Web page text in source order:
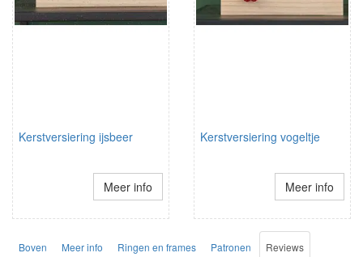
Kerstversiering ijsbeer
Meer info
Kerstversiering vogeltje
Meer info
Boven Meer info Ringen en frames Patronen Reviews